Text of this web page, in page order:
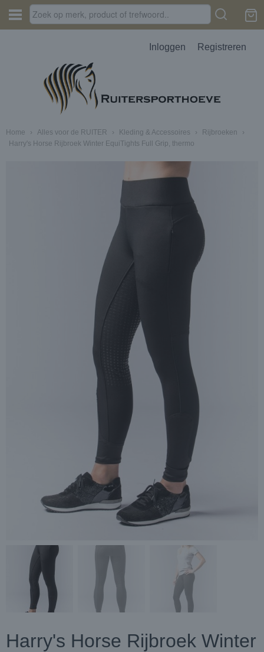
Inloggen Registreren
Home › Alles voor de RUITER › Kleding & Accessoires › Rijbroeken
›
Harry's Horse Rijbroek Winter EquiTights Full Grip, thermo
Harry's Horse Rijbroek Winter